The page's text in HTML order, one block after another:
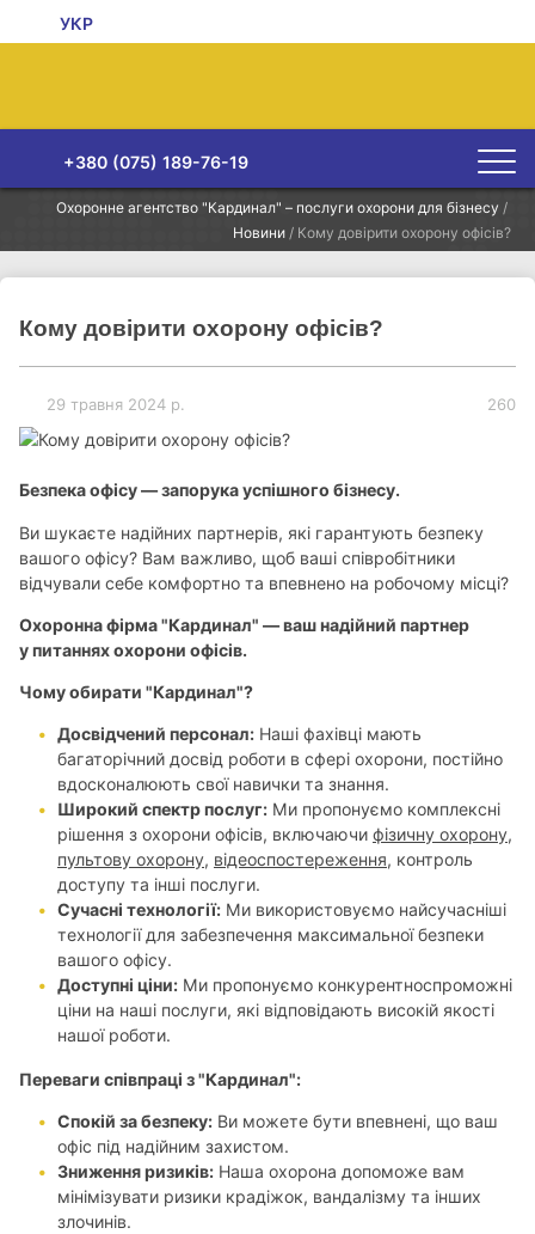
УКР
+380 (075) 189-76-19
Охоронне агентство "Кардинал" – послуги охорони для бізнесу /
Новини / Кому довірити охорону офісів?
Кому довірити охорону офісів?
29 травня 2024 р. 260
Безпека офісу — запорука успішного бізнесу.
Ви шукаєте надійних партнерів, які гарантують безпеку
вашого офісу? Вам важливо, щоб ваші співробітники
відчували себе комфортнo та впевнено на робочому місці?
Охоронна фірма "Кардинал" — ваш надійний партнер
у питаннях охорони офісів.
Чому обирати "Кардинал"?
Досвідчений персонал: Наші фахівці мають
багаторічний досвід роботи в сфері охорони, постійно
вдосконалюють свої навички та знання.
Широкий спектр послуг: Ми пропонуємо комплексні
рішення з охорони офісів, включаючи фізичну охорону,
пультову охорону, відеоспостереження, контроль
доступу та інші послуги.
Сучасні технології: Ми використовуємо найсучасніші
технології для забезпечення максимальної безпеки
вашого офісу.
Доступні ціни: Ми пропонуємо конкурентноспроможні
ціни на наші послуги, які відповідають високій якості
нашої роботи.
Переваги співпраці з "Кардинал":
Спокій за безпеку: Ви можете бути впевнені, що ваш
офіс під надійним захистом.
Зниження ризиків: Наша охорона допоможе вам
мінімізувати ризики крадіжок, вандалізму та інших
злочинів.